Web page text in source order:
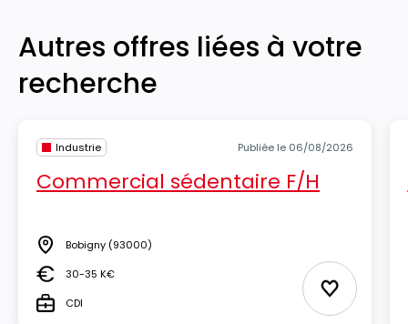
Autres offres liées à votre
recherche
Industrie Publiée le 06/08/2026
Commercial sédentaire F/H
Lieu Bobigny (93000)
Salaire30-35 K€
TypeCDI Ajouter